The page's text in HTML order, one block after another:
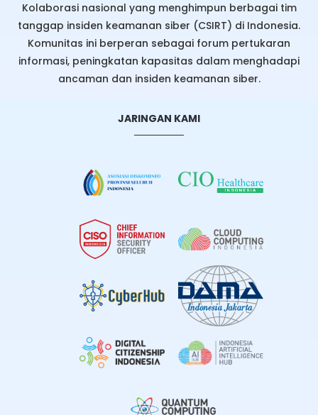
Kolaborasi nasional yang menghimpun berbagai tim
tanggap insiden keamanan siber (CSIRT) di Indonesia.
Komunitas ini berperan sebagai forum pertukaran
informasi, peningkatan kapasitas dalam menghadapi
ancaman dan insiden keamanan siber.
JARINGAN KAMI